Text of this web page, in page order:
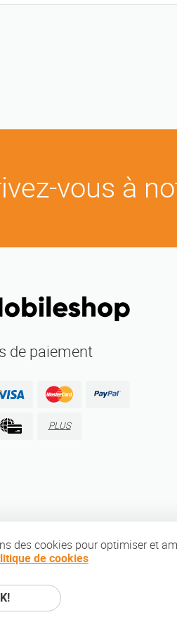
vous à
de paiement
PLUS
des cookies pour optimiser et
de cookies